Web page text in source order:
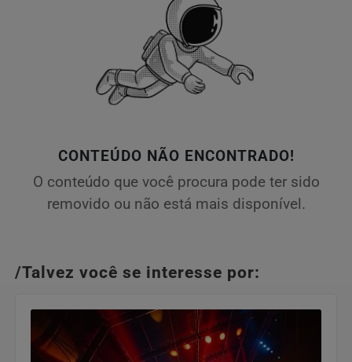
CONTEÚDO NÃO ENCONTRADO!
O conteúdo que você procura pode ter sido
removido ou não está mais disponível.
/Talvez você se interesse por: